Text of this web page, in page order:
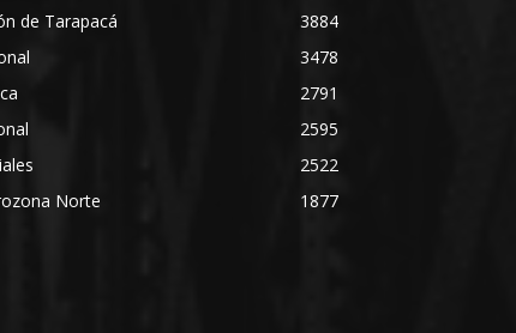
de Tarapacá
3884
3478
2791
2595
2522
Norte
1877